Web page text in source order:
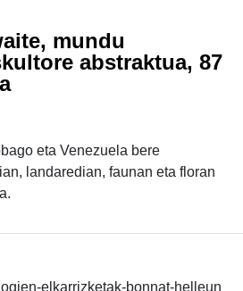
mundu
abstraktua, 87
eta Venezuela bere
landaredian, faunan eta floran